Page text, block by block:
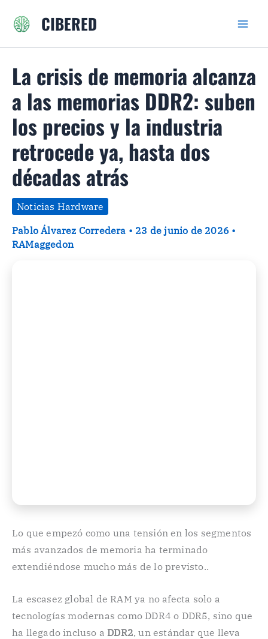
CIBERED
La crisis de memoria alcanza
a las memorias DDR2: suben
los precios y la industria
retrocede ya, hasta dos
décadas atrás
Noticias Hardware
Pablo Álvarez Corredera • 23 de junio de 2026 •
RAMaggedon
Lo que empezó como una tensión en los segmentos
más avanzados de memoria ha terminado
extendiéndose mucho más de lo previsto..
La escasez global de RAM ya no afecta solo a
tecnologías modernas como DDR4 o DDR5, sino que
ha llegado incluso a DDR2, un estándar que lleva